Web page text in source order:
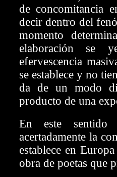
de concomitancia
decir dentro del
momento
elaboración se
efervescencia
se establece y no
da de un modo
producto de una
En este sentido
acertadamente la
establece en
obra de poetas que